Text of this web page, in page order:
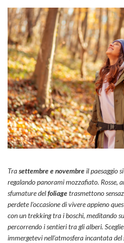
Trasettembre e novembreil paesaggio
regalando panorami mozzafiato. Rosse,
sfumature delfoliagetrasmettono
perdete l’occasione di vivere appieno
con un trekking tra i boschi, meditando
percorrendo i sentieri tra gli alberi.
immergetevi nell’atmosfera incantata del